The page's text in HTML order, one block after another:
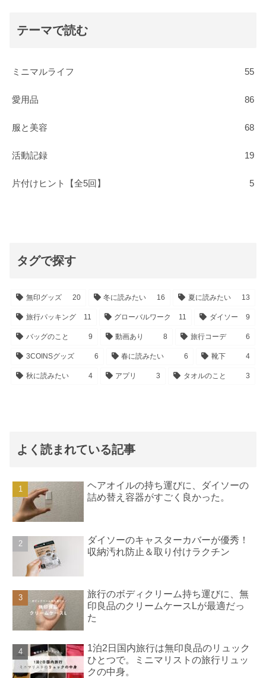
テーマで読む
ミニマルライフ 55
愛用品 86
服と美容 68
活動記録 19
片付けヒント【全5回】 5
タグで探す
無印グッズ 20 冬に読みたい 16 夏に読みたい 13
旅行パッキング 11 グローバルワーク 11 ダイソー 9
バッグのこと 9 動画あり 8 旅行コーデ 6
3COINSグッズ 6 春に読みたい 6 靴下 4
秋に読みたい 4 アプリ 3 タオルのこと 3
よく読まれている記事
ヘアオイルの持ち運びに、ダイソーの
詰め替え容器がすごく良かった。
ダイソーのキャスターカバーが優秀！
収納汚れ防止＆取り付けラクチン
旅行のボディクリーム持ち運びに、無
印良品のクリームケースLが最適だっ
た
1泊2日国内旅行は無印良品のリュック
ひとつで。ミニマリストの旅行リュッ
クの中身。